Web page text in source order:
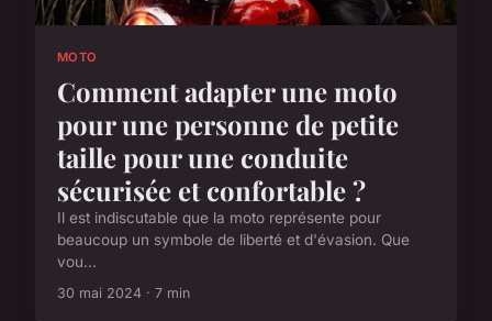
MOTO
Comment adapter une moto
pour une personne de petite
taille pour une conduite
sécurisée et confortable ?
Il est indiscutable que la moto représente pour
beaucoup un symbole de liberté et d'évasion. Que
vou...
30 mai 2024 · 7 min